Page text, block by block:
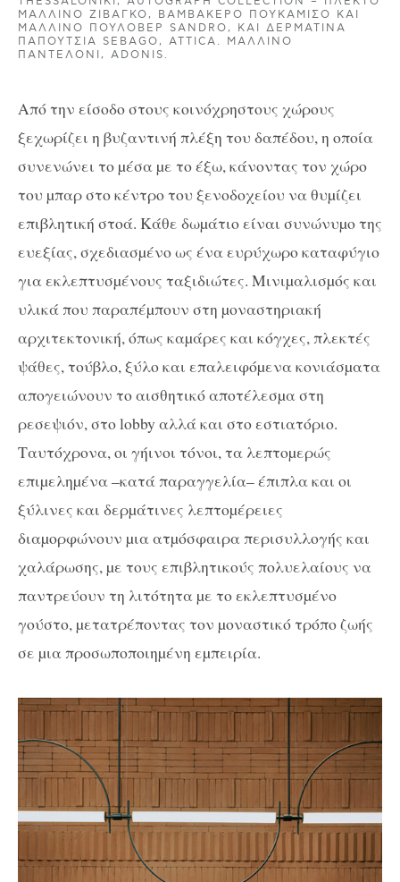
ΜΆΛΛΙΝΟ ΖΙΒΆΓΚΟ, ΒΑΜΒΑΚΕΡΌ ΠΟΥΚΆΜΙΣΟ ΚΑΙ
ΜΆΛΛΙΝΟ ΠΟΥΛΌΒΕΡ SANDRO, ΚΑΙ ΔΕΡΜΆΤΙΝΑ
ΠΑΠΟΎΤΣΙΑ SEBAGO, ATTICA. ΜΆΛΛΙΝΟ
ΠΑΝΤΕΛΌΝΙ, ADONIS.
Από την είσοδο στους κοινόχρηστους χώρους
ξεχωρίζει η βυζαντινή πλέξη του δαπέδου, η οποία
συνενώνει το µέσα µε το έξω, κάνοντας τον χώρο
του µπαρ στο κέντρο του ξενοδοχείου να θυµίζει
επιβλητική στοά. Κάθε δωµάτιο είναι συνώνυµο της
ευεξίας, σχεδιασµένο ως ένα ευρύχωρο καταφύγιο
για εκλεπτυσµένους ταξιδιώτες. Μινιµαλισµός και
υλικά που παραπέµπουν στη µοναστηριακή
αρχιτεκτονική, όπως καµάρες και κόγχες, πλεκτές
ψάθες, τούβλο, ξύλο και επαλειφόµενα κονιάσµατα
απογειώνουν το αισθητικό αποτέλεσµα στη
ρεσεψιόν, στο lobby αλλά και στο εστιατόριο.
Ταυτόχρονα, οι γήινοι τόνοι, τα λεπτοµερώς
επιµεληµένα –κατά παραγγελία– έπιπλα και οι
ξύλινες και δερµάτινες λεπτοµέρειες
διαµορφώνουν µια ατµόσφαιρα περισυλλογής και
χαλάρωσης, µε τους επιβλητικούς πολυελαίους να
παντρεύουν τη λιτότητα µε το εκλεπτυσµένο
γούστο, µετατρέποντας τον µοναστικό τρόπο ζωής
σε µια προσωποποιηµένη εµπειρία.